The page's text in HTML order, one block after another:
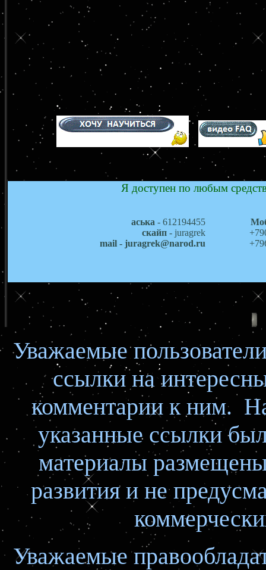
Я доступен по любым
аська - 612194455
скайп - juragrek
mail - juragrek@narod.ru
Уважаемые
ссылки на
комментарии к ним.
указанные ссылки
материалы
развития и не
Уважаемые